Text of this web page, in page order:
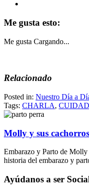
Me gusta esto:
Me gusta Cargando...
Relacionado
Posted in: Nuestro Día a
Tags: CHARLA,
Molly y sus cachorros
Embarazo y Parto de
historia del embarazo y
Ayúdanos a ser